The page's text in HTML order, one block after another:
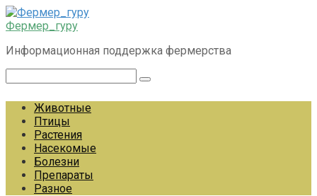
Перейти
к
Фермер_гуру
Информационная поддержка фермерства
Животные
Птицы
Растения
Насекомые
Болезни
Препараты
Разное